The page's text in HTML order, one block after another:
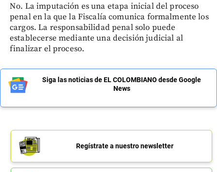
No. La imputación es una etapa inicial del proceso
penal en la que la Fiscalía comunica formalmente los
cargos. La responsabilidad penal solo puede
establecerse mediante una decisión judicial al
finalizar el proceso.
Siga las noticias de EL COLOMBIANO desde Google
News
Regístrate a nuestro newsletter